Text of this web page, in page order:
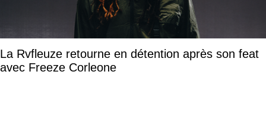
La Rvfleuze retourne en détention après son feat
avec Freeze Corleone